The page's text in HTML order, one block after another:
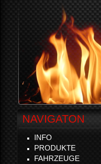
NAVIGATON
INFO
PRODUKTE
FAHRZEUGE